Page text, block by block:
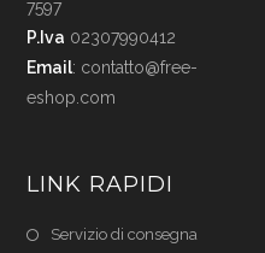
7597
P.Iva 02307990412
Email: contatto@free-
eshop.com
LINK RAPIDI
Servizio di consegna